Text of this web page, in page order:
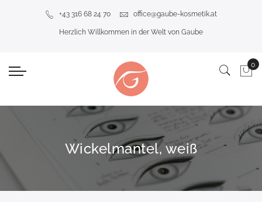
+43 316 68 24 70 office@gaube-kosmetik.at
Herzlich Willkommen in der Welt von Gaube
Wickelmantel, weiß